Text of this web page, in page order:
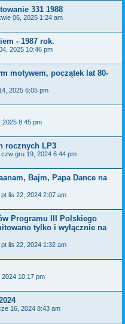
331 1988
06, 2025 1:24 am
- 1987 rok.
2025 10:46 pm
motywem, początek lat 80-
2025 6:05 pm
2025 8:45 pm
rocznych LP3
czw gru 19, 2024 6:44 pm
Bajm, Papa Dance na
pt lis 22, 2024 2:07 am
Programu III Polskiego
tylko i wyłącznie na
pt lis 22, 2024 1:32 am
2024 10:17 pm
16, 2024 8:43 am